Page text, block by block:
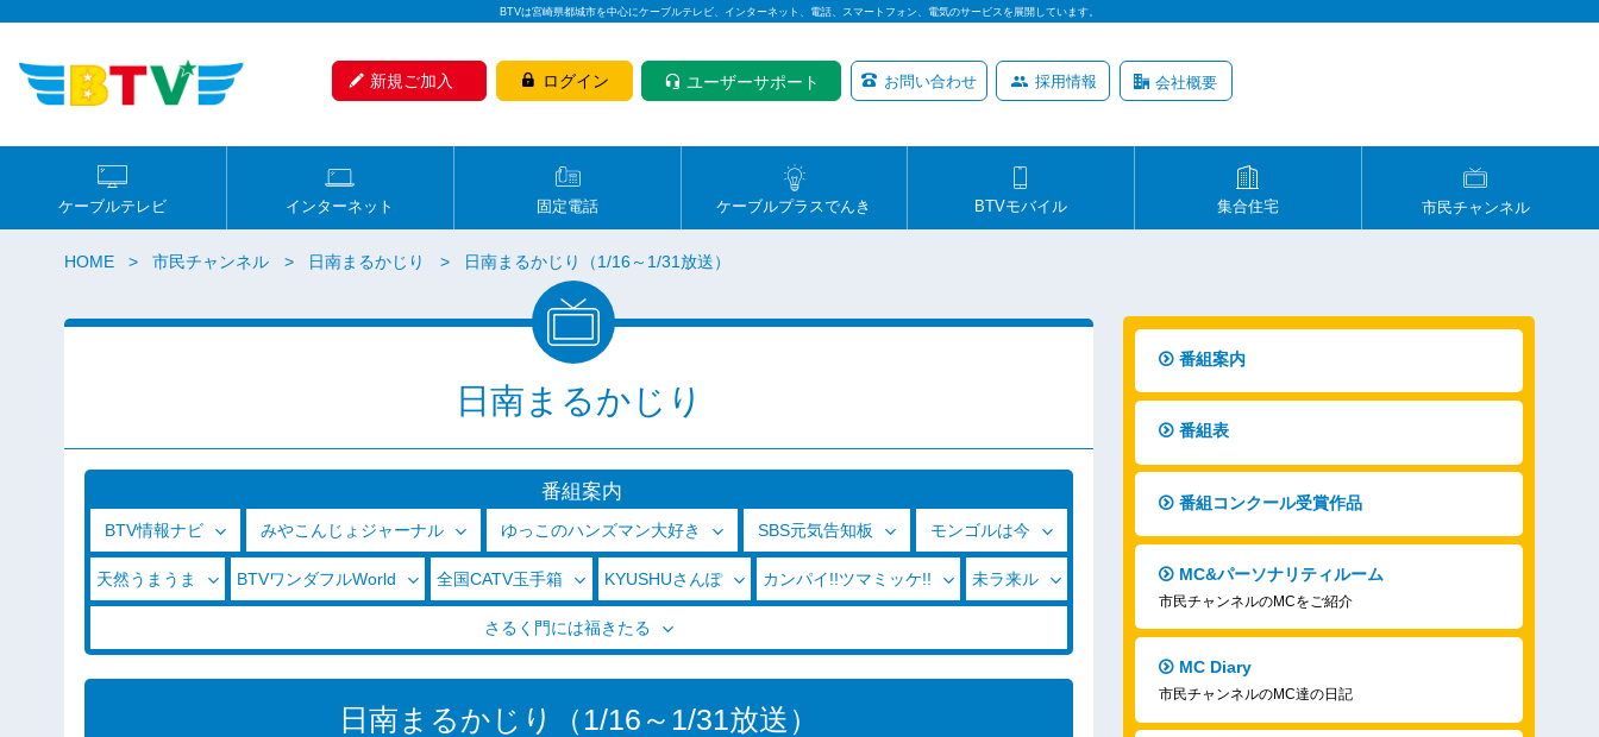
BTVは宮崎県都城市を中心にケーブルテレビ、インターネット、電話、スマートフォン、電気のサービスを展開しています。
新規ご加入 ログイン ユーザーサポート お問い合わせ 採用情報 会社概要
ケーブルテレビ インターネット 固定電話 ケーブルプラスでんき BTVモバイル 集合住宅 市民チャンネル
HOME 市民チャンネル 日南まるかじり 日南まるかじり（1/16～1/31放送）
日南まるかじり
番組案内
BTV情報ナビ みやこんじょジャーナル ゆっこのハンズマン大好き SBS元気告知板 モンゴルは今
天然うまうま BTVワンダフルWorld 全国CATV玉手箱 KYUSHUさんぽ カンパイ!!ツマミッケ!! 未ラ来ル
さるく門には福きたる
日南まるかじり（1/16～1/31放送）
番組案内
番組表
番組コンクール受賞作品
MC&パーソナリティルーム
市民チャンネルのMCをご紹介
MC Diary
市民チャンネルのMC達の日記